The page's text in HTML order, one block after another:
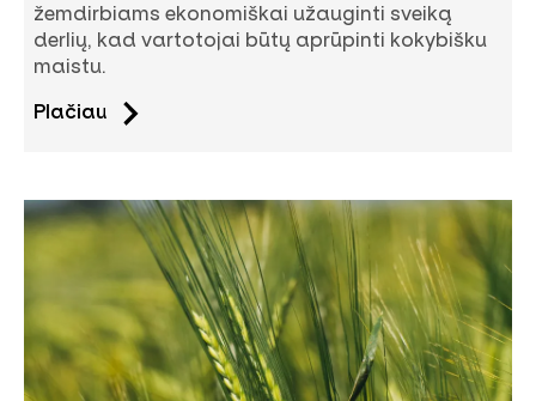
žemdirbiams ekonomiškai užauginti sveiką
derlių, kad vartotojai būtų aprūpinti kokybišku
maistu.
Plačiau